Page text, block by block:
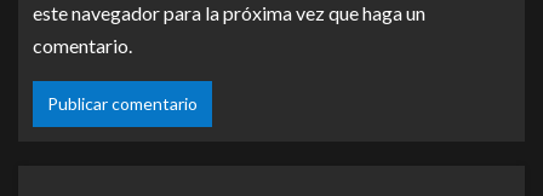
este navegador para la próxima vez que haga un
comentario.